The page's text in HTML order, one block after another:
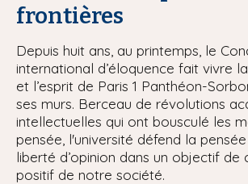
frontières
Depuis huit ans, au printemps, le
international d’éloquence fait vivre
et l’esprit de Paris 1 Panthéon-
ses murs. Berceau de révolutions
intellectuelles qui ont bousculé les
pensée, l'université défend la
liberté d’opinion dans un objectif de
positif de notre société.